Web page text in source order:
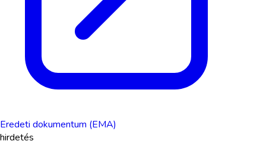
Eredeti dokumentum (EMA)
hirdetés